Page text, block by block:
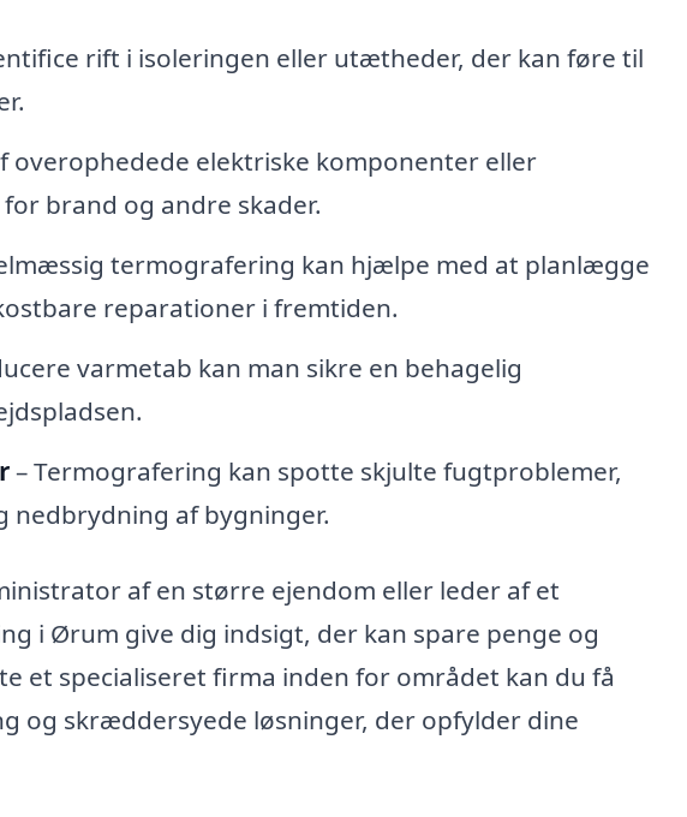
rift i isoleringen eller utætheder, der kan føre til
overophedede elektriske komponenter eller
brand og andre skader.
termografering kan hjælpe med at planlægge
reparationer i fremtiden.
varmetab kan man sikre en behagelig
– Termografering kan spotte skjulte fugtproblemer,
nedbrydning af bygninger.
af en større ejendom eller leder af et
i Ørum give dig indsigt, der kan spare penge og
et specialiseret firma inden for området kan du få
og skræddersyede løsninger, der opfylder dine